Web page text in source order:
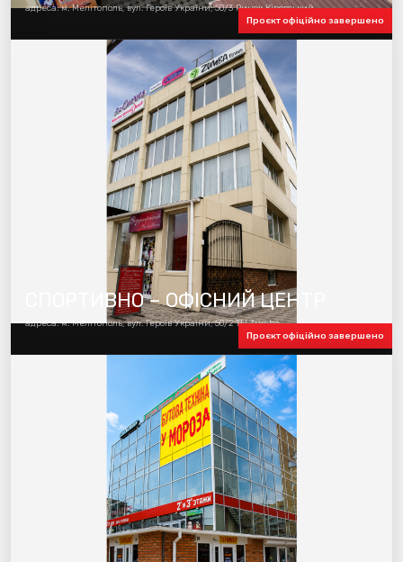
Проєкт офіційно завершено
адреса: м. Мелітополь, вул. Героїв України, 50/3 Ринок Кіровський
Проєкт офіційно завершено
СПОРТИВНО – ОФІСНИЙ ЦЕНТР
адреса: м. Мелітополь, вул. Героїв України, 50/2 ТЦ Zumba